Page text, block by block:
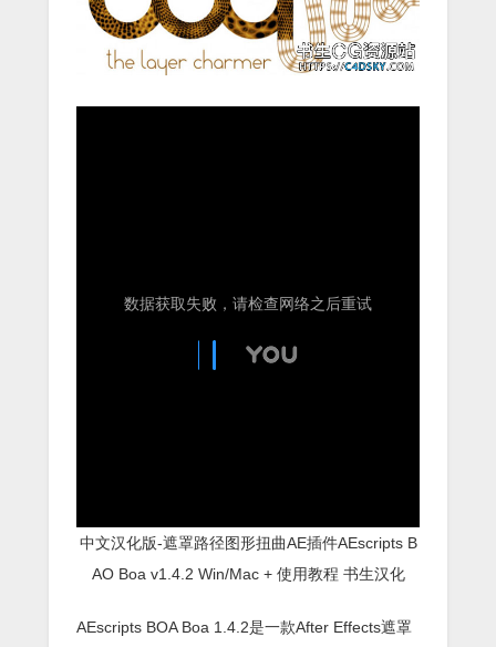
中文汉化版-遮罩路径图形扭曲AE插件AEscripts B
AO Boa v1.4.2 Win/Mac + 使用教程 书生汉化
AEscripts BOA Boa 1.4.2是一款After Effects遮罩